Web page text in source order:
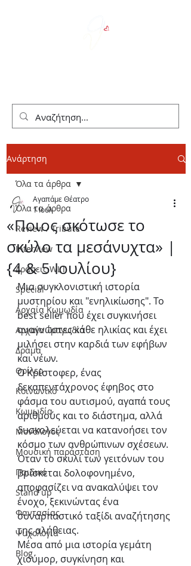
Ανάρτηση
Όλα τα άρθρα
Review / Tribute
Interview
Δράσεις WLT
Special
Αρχαία Κωμωδία
Αρχαία Τραγωδία
Δράμα
Θρίλερ
Κοινωνικό
Κωμωδία
Μονόλογος
Μουσική παράσταση
Παιδικό
Stand up
Φαντασίας
Ψυχολογία
Blog
Όλα τα άρθρα
«Ποιος σκότωσε το
σκύλο τα μεσάνυχτα» |
{4 & 5 Ιουλίου}
Αγαπάμε Θέατρο
1 Ιουλ
Μια συγκλονιστική ιστορία
μυστηρίου και "ενηλικίωσης". Το
best seller που έχει συγκινήσει
αναγνώστες κάθε ηλικίας και έχει
μιλήσει στην καρδιά των εφήβων
και νέων.
Ο Κρίστοφερ, ένας
δεκαπεντάχρονος έφηβος στο
φάσμα του αυτισμού, αγαπά τους
αριθμούς και το διάστημα, αλλά
δυσκολεύεται να κατανοήσει τον
κόσμο των ανθρώπινων σχέσεων.
Όταν το σκυλί των γειτόνων του
βρίσκεται δολοφονημένο,
αποφασίζει να ανακαλύψει τον
ένοχο, ξεκινώντας ένα
συναρπαστικό ταξίδι αναζήτησης
της αλήθειας.
Μέσα από μια ιστορία γεμάτη
χιούμορ, συγκίνηση και